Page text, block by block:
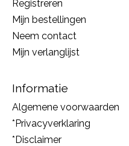
Registreren
Mijn bestellingen
Neem contact
Mijn verlanglijst
Informatie
Algemene voorwaarden
*Privacyverklaring
*Disclaimer